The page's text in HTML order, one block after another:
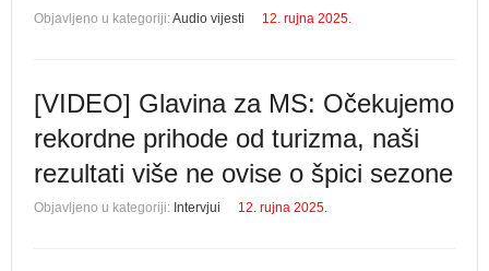
Objavljeno u kategoriji:Audio vijesti 12. rujna 2025.
[VIDEO] Glavina za MS: Očekujemo
rekordne prihode od turizma, naši
rezultati više ne ovise o špici sezone
Objavljeno u kategoriji: Intervjui 12. rujna 2025.